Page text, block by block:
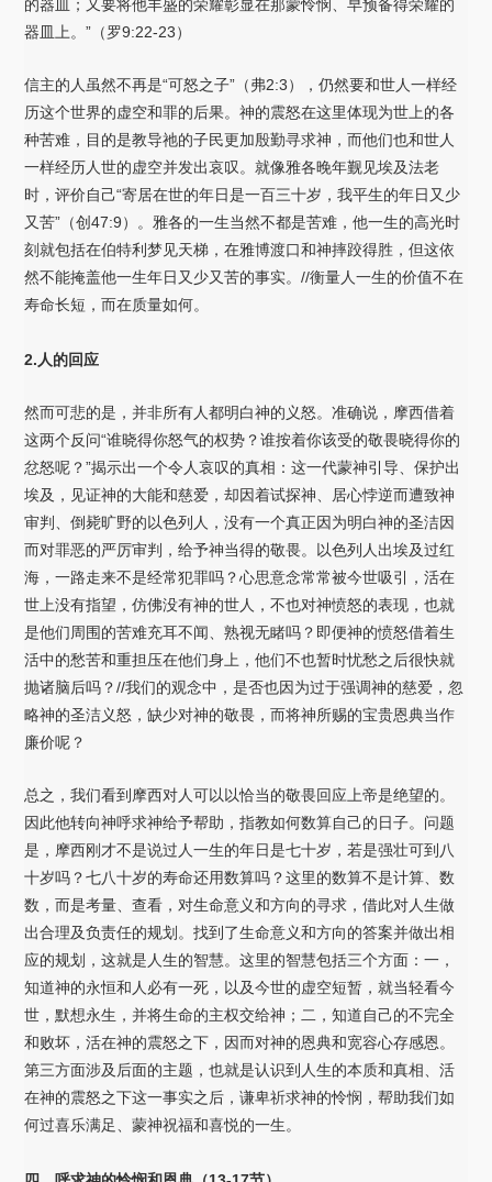
的器皿；又要将他丰盛的荣耀彰显在那蒙怜悯、早预备得荣耀的
器皿上。”（罗9:22-23）
信主的人虽然不再是“可怒之子”（弗2:3），仍然要和世人一样经
历这个世界的虚空和罪的后果。神的震怒在这里体现为世上的各
种苦难，目的是教导祂的子民更加殷勤寻求神，而他们也和世人
一样经历人世的虚空并发出哀叹。就像雅各晚年觐见埃及法老
时，评价自己“寄居在世的年日是一百三十岁，我平生的年日又少
又苦”（创47:9）。雅各的一生当然不都是苦难，他一生的高光时
刻就包括在伯特利梦见天梯，在雅博渡口和神摔跤得胜，但这依
然不能掩盖他一生年日又少又苦的事实。//衡量人一生的价值不在
寿命长短，而在质量如何。
2.人的回应
然而可悲的是，并非所有人都明白神的义怒。准确说，摩西借着
这两个反问“谁晓得你怒气的权势？谁按着你该受的敬畏晓得你的
忿怒呢？”揭示出一个令人哀叹的真相：这一代蒙神引导、保护出
埃及，见证神的大能和慈爱，却因着试探神、居心悖逆而遭致神
审判、倒毙旷野的以色列人，没有一个真正因为明白神的圣洁因
而对罪恶的严厉审判，给予神当得的敬畏。以色列人出埃及过红
海，一路走来不是经常犯罪吗？心思意念常常被今世吸引，活在
世上没有指望，仿佛没有神的世人，不也对神愤怒的表现，也就
是他们周围的苦难充耳不闻、熟视无睹吗？即便神的愤怒借着生
活中的愁苦和重担压在他们身上，他们不也暂时忧愁之后很快就
抛诸脑后吗？//我们的观念中，是否也因为过于强调神的慈爱，忽
略神的圣洁义怒，缺少对神的敬畏，而将神所赐的宝贵恩典当作
廉价呢？
总之，我们看到摩西对人可以以恰当的敬畏回应上帝是绝望的。
因此他转向神呼求神给予帮助，指教如何数算自己的日子。问题
是，摩西刚才不是说过人一生的年日是七十岁，若是强壮可到八
十岁吗？七八十岁的寿命还用数算吗？这里的数算不是计算、数
数，而是考量、查看，对生命意义和方向的寻求，借此对人生做
出合理及负责任的规划。找到了生命意义和方向的答案并做出相
应的规划，这就是人生的智慧。这里的智慧包括三个方面：一，
知道神的永恒和人必有一死，以及今世的虚空短暂，就当轻看今
世，默想永生，并将生命的主权交给神；二，知道自己的不完全
和败坏，活在神的震怒之下，因而对神的恩典和宽容心存感恩。
第三方面涉及后面的主题，也就是认识到人生的本质和真相、活
在神的震怒之下这一事实之后，谦卑祈求神的怜悯，帮助我们如
何过喜乐满足、蒙神祝福和喜悦的一生。